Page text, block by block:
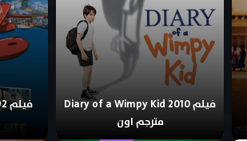
فيلم Diary of a Wimpy Kid 2010
مترجم اون